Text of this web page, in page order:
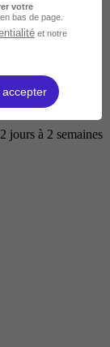
Courte
2 jours à 2 semaines
votre
bas de page.
et notre
accepter